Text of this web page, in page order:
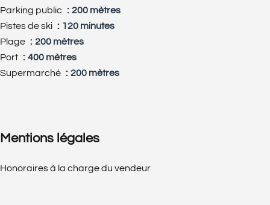
Parking public
200 mètres
Pistes de ski
120 minutes
Plage
200 mètres
Port
400 mètres
Supermarché
200 mètres
Mentions légales
Honoraires à la charge du vendeur